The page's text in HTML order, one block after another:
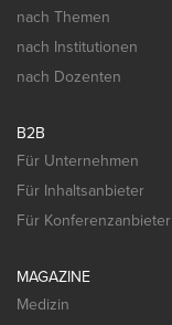
nach Themen
nach Institutionen
nach Dozenten
B2B
Für Unternehmen
Für Inhaltsanbieter
Für Konferenzanbieter
MAGAZINE
Medizin